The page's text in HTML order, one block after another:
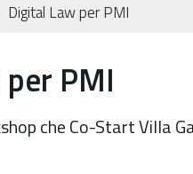
Digital Law per PMI
PMI
che Co-Start Villa